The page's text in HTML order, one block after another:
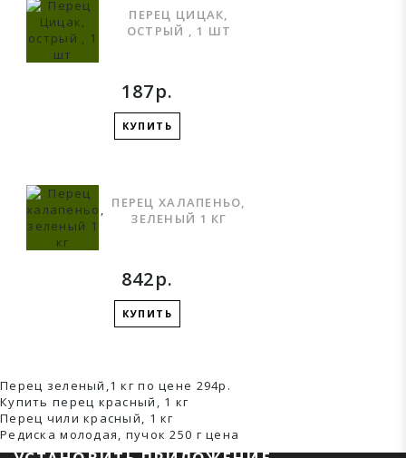
ПЕРЕЦ ЦИЦАК,
ОСТРЫЙ , 1 ШТ
187р.
КУПИТЬ
ПЕРЕЦ ХАЛАПЕНЬО,
ЗЕЛЕНЫЙ 1 КГ
842р.
КУПИТЬ
Перец зеленый,1 кг по цене 294р.
Купить перец красный, 1 кг
Перец чили красный, 1 кг
Редиска молодая, пучок 250 г ценa